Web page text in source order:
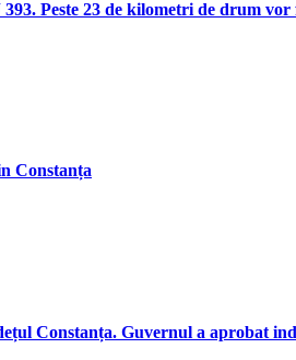
Peste 23 de kilometri de drum
Constanța
Constanța. Guvernul a aprobat